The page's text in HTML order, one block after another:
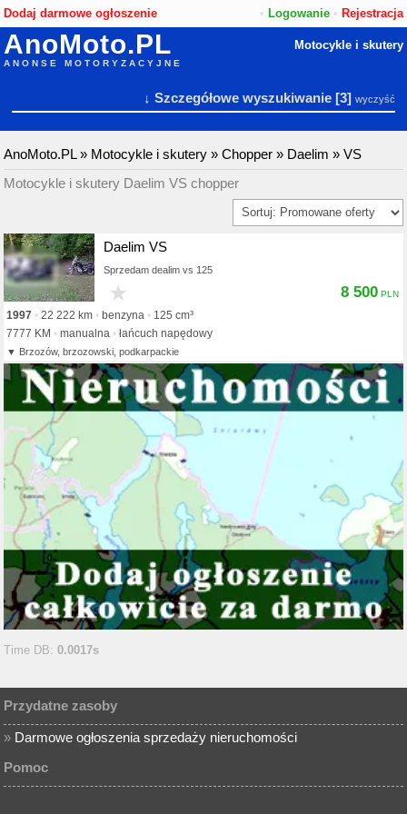
Dodaj darmowe ogłoszenie • Logowanie• Rejestracja
AnoMoto.PL
ANONSE MOTORYZACYJNE
Motocykle i skutery
↓ Szczegółowe wyszukiwanie[3] wyczyść
AnoMoto.PL» Motocykle i skutery »Chopper » Daelim »VS
Motocykle i skutery Daelim VS chopper
Daelim VS
Sprzedam dealim vs 125
1997 22 222 km benzyna
125 cm³
7777 KM
manualna łańcuch napędowy
Brzozów, brzozowski, podkarpackie
8 500
Time DB:0.0017s
Przydatne zasoby
» Darmowe ogłoszenia sprzedaży nieruchomości
Pomoc